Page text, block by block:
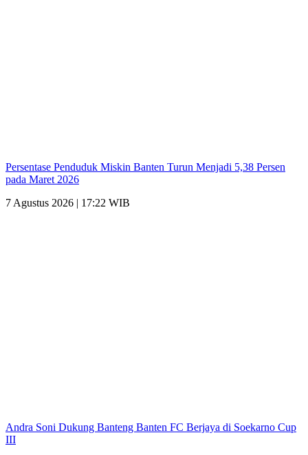
Persentase Penduduk Miskin Banten Turun Menjadi 5,38 Persen
pada Maret 2026
7 Agustus 2026 | 17:22 WIB
Andra Soni Dukung Banteng Banten FC Berjaya di Soekarno Cup
III